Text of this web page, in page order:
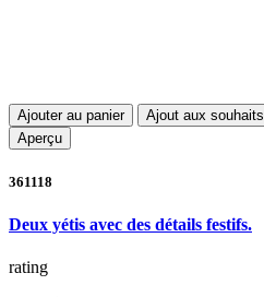
Ajouter au panier Ajout aux souhaits
Aperçu
361118
Deux yétis avec des détails festifs.
rating